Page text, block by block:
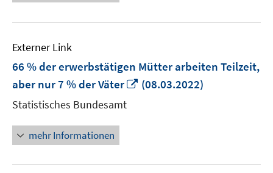
Externer Link
66 % der erwerbstätigen Mütter arbeiten Teilzeit,
aber nur 7 % der Väter
In
(08.03.2022)
Statistisches Bundesamt
mehr Informationen